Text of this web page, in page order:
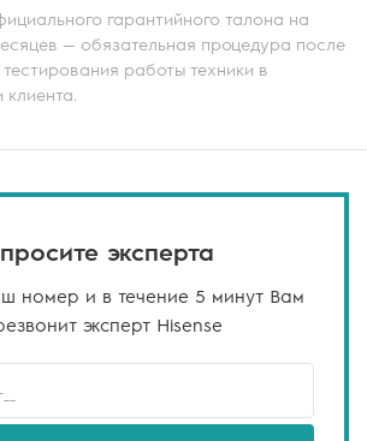
гарантийного талона на
— обязательная процедура после
работы техники в
клиента.
эксперта
номер и в течение 5 минут Вам
эксперт Hisense